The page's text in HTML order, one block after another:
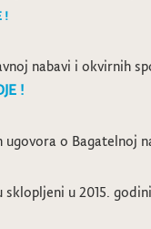
!
nabavi i okvirnih
!
o Bagatelnoj
sklopljeni u 2015.